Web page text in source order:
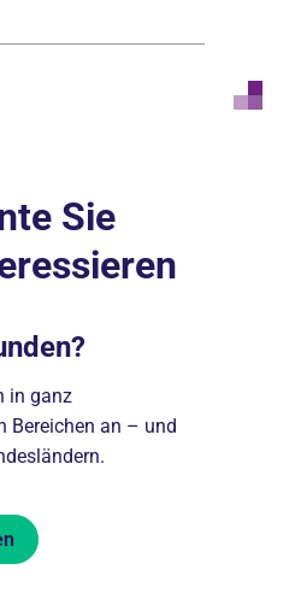
Sie
in ganz
Bereichen an – und